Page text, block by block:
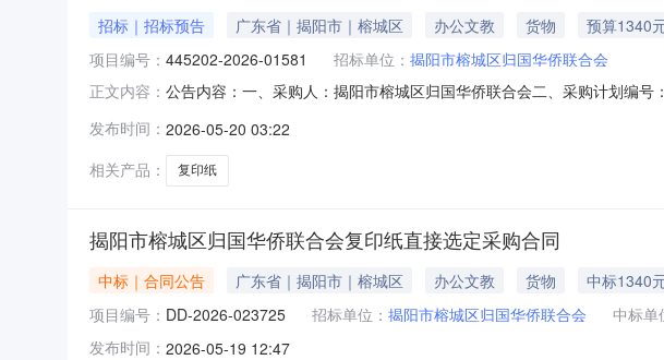
招标｜招标预告 广东省｜揭阳市｜榕城区 办公文教 货物
预算1340
项目编号： 445202-2026-01581 招标单位： 揭阳市榕城区归国华侨联合会
正文内容： 公告内容：一、采购人：揭阳市榕城区归国华侨联合会二、采购计划编
1911:50:00
发布时间： 2026-05-20 03:22
相关产品：
复印纸
揭阳市榕城区归国华侨联合会复印纸直接选定采购合同
中标｜合同公告 广东省｜揭阳市｜榕城区 办公文教 货物
中标1340
项目编号： DD-2026-023725 招标单位： 揭阳市榕城区归国华侨联合会 中标单
发布时间： 2026-05-19 12:47